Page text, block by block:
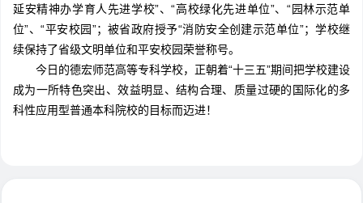
延安精神办学育人先进学校”、“高校绿化先进单位”、“园林示范单
位”、“平安校园”；被省政府授予“消防安全创建示范单位”；学校继
续保持了省级文明单位和平安校园荣誉称号。
今日的德宏师范高等专科学校，正朝着“十三五”期间把学校建设
成为一所特色突出、效益明显、结构合理、质量过硬的国际化的多
科性应用型普通本科院校的目标而迈进！